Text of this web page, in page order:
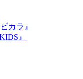
カラ』
』